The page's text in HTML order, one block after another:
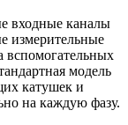
входные каналы
измерительные
вспомогательных
модель
катушек и
на каждую фазу.